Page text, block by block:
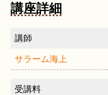
講座詳細
講師
サラーム海上
受講料